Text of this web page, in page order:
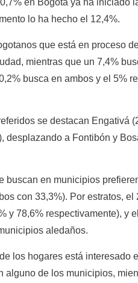
en Bogotá ya ha iniciado
lo ha hecho el 12,4%.
que está en proceso
mientras que un 7,4%
busca en ambos y el 5%
se destacan Engativá
desplazando a Fontibón y
buscan en municipios
con 33,3%). Por estratos, el
y 78,6% respectivamente), y
aledaños.
los hogares está interesado
alguno de los municipios,